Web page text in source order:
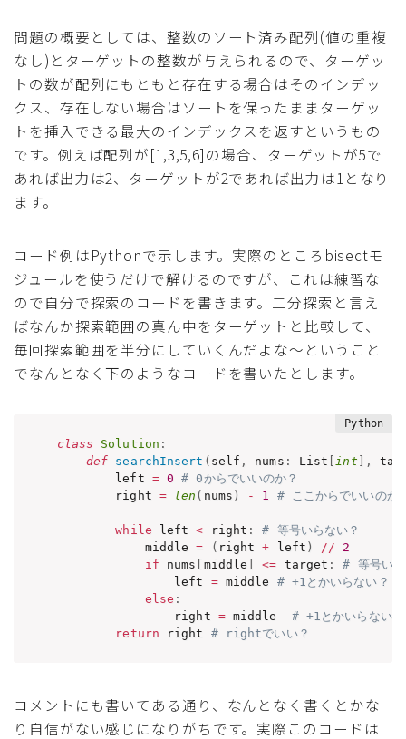
問題の概要としては、整数のソート済み配列(値の重複
なし)とターゲットの整数が与えられるので、ターゲッ
トの数が配列にもともと存在する場合はそのインデッ
クス、存在しない場合はソートを保ったままターゲッ
トを挿入できる最大のインデックスを返すというもの
です。例えば配列が[1,3,5,6]の場合、ターゲットが5で
あれば出力は2、ターゲットが2であれば出力は1となり
ます。
コード例はPythonで示します。実際のところbisectモ
ジュールを使うだけで解けるのですが、これは練習な
ので自分で探索のコードを書きます。二分探索と言え
ばなんか探索範囲の真ん中をターゲットと比較して、
毎回探索範囲を半分にしていくんだよな〜ということ
でなんとなく下のようなコードを書いたとします。
class Solution :
def searchInsert ( self , nums : List int ,
        left
= 0
# 0からでいいのか？
        right
= len ( nums ) - 1 # ここからでいいのか
while left < right :
# 等号いらない？
            middle
= ( right + left ) //
2
if nums middle <= target :
# 等号い
                left
= middle # +1とかいらない？
else :
                right
= middle # +1とかいらない？
return right # rightでいい？
コメントにも書いてある通り、なんとなく書くとかな
り自信がない感じになりがちです。実際このコードは